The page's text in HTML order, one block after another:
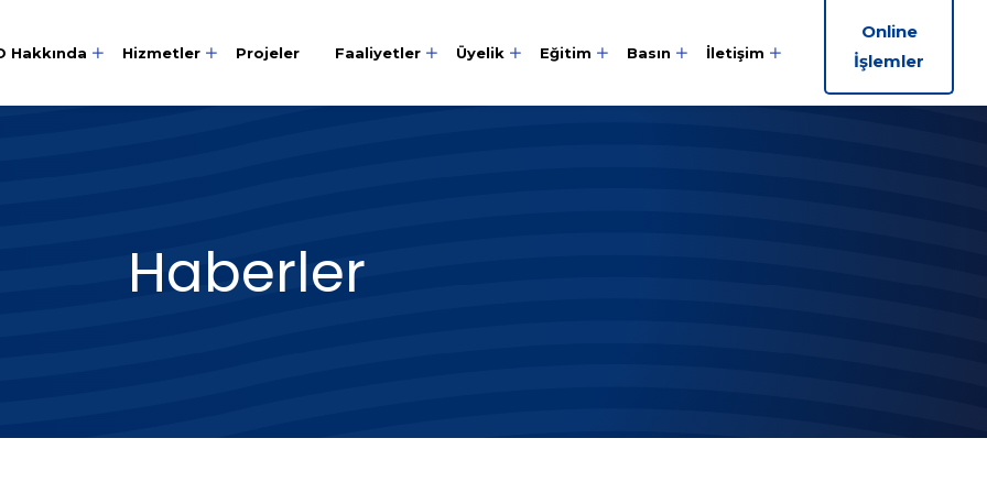
Hakkında Hizmetler Projeler Faaliyetler Üyelik Eğitim Basın İletişim
Online
İşlemler
Haberler